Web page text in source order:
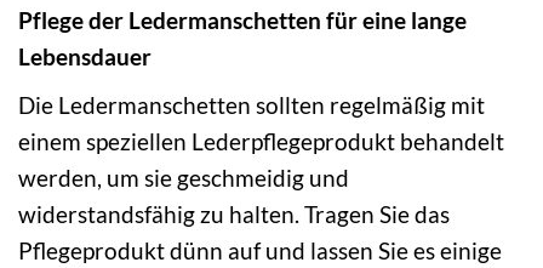
Pflege der Ledermanschetten für eine lange
Lebensdauer
Die Ledermanschetten sollten regelmäßig mit
einem speziellen Lederpflegeprodukt behandelt
werden, um sie geschmeidig und
widerstandsfähig zu halten. Tragen Sie das
Pflegeprodukt dünn auf und lassen Sie es einige